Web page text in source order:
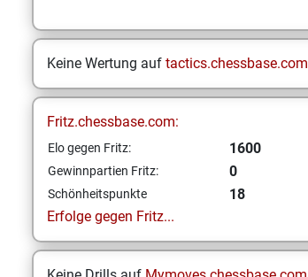
Keine Wertung auf tactics.chessbase.com
Fritz.chessbase.com:
Elo gegen Fritz: 1600
Gewinnpartien Fritz: 0
Schönheitspunkte
18
Erfolge gegen Fritz...